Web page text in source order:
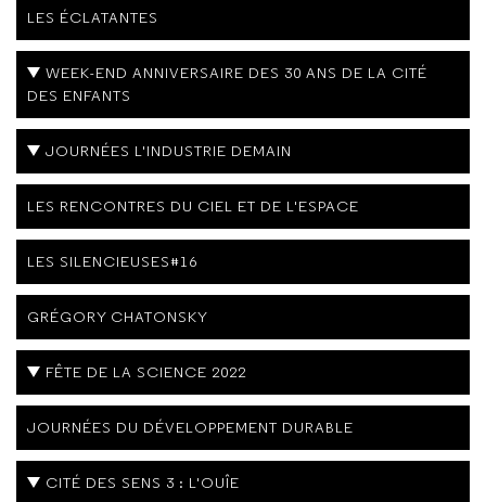
LES ÉCLATANTES
WEEK-END ANNIVERSAIRE DES 30 ANS DE LA CITÉ
DES ENFANTS
JOURNÉES L'INDUSTRIE DEMAIN
LES RENCONTRES DU CIEL ET DE L'ESPACE
LES SILENCIEUSES#16
GRÉGORY CHATONSKY
FÊTE DE LA SCIENCE 2022
JOURNÉES DU DÉVELOPPEMENT DURABLE
CITÉ DES SENS 3 : L'OUÎE